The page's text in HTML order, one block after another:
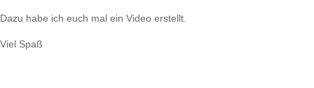
Dazu habe ich euch mal ein Video erstellt.
Viel Spaß